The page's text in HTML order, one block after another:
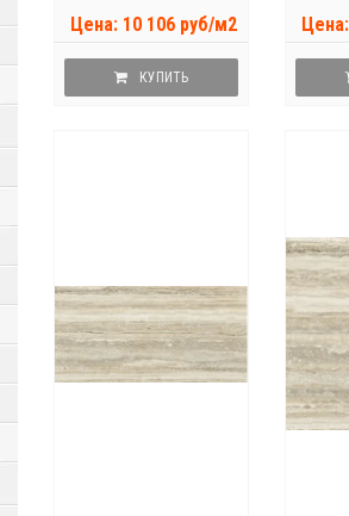
Цена: 10 106 руб/м2
КУПИТЬ